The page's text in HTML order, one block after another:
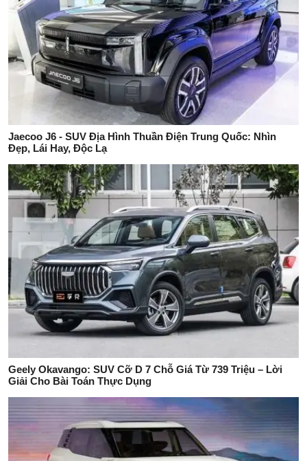
Jaecoo J6 - SUV Địa Hình Thuần Điện Trung Quốc: Nhìn
Đẹp, Lái Hay, Độc Lạ
Geely Okavango: SUV Cỡ D 7 Chỗ Giá Từ 739 Triệu – Lời
Giải Cho Bài Toán Thực Dụng